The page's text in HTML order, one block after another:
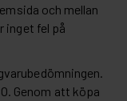
och mellan
inget fel på
Genom att köpa